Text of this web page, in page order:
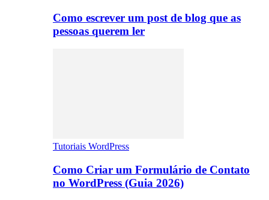
Como escrever um post de blog que as
pessoas querem ler
Tutoriais WordPress
Como Criar um Formulário de Contato
no WordPress (Guia 2026)